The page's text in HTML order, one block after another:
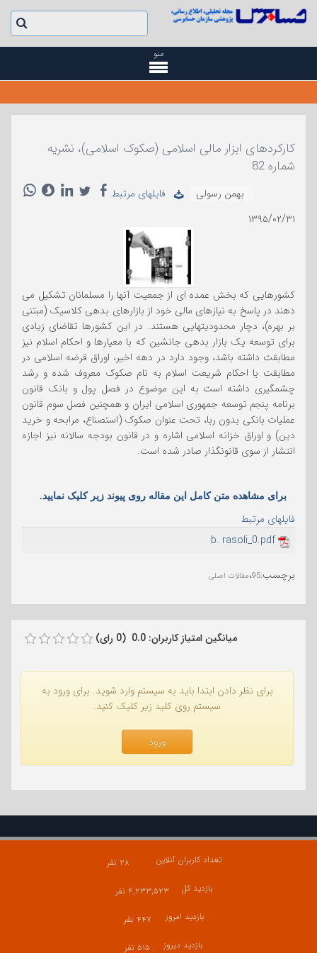
منو
کارکردهای ابزار مالی اسلامی (صکوک اسلامی)، نشریه
شماره 82
بهمن رسولی
فایلهای مرتبط
۱۳۹۵/۰۲/۳۱
کشورهایی که بخش عمده ای از جمعیت آنها را مسلمانان تشکیل می
دهند در پاسخ به نیازهای مالی خود از بازارهای بدهی کلاسیک (مبتنی
بر بهره)، دچار محدودیتهایی هستند. در این کشورها تقاضای زیادی
برای توسعه یک بازار بدهی جانشین که با معیارها و احکام اسلام نیز
مطابقت داشته باشد، وجود دارد در دهه اخیر، اوراق قرضه اسلامی در
مطابقت با احکام شریعت اسلام به نام صکوک معروف شده و رشد
چشمگیری داشته است به این موضوع در فصل پول و بانک قانون
برنامه پنجم توسعه جمهوری اسلامی ایران و همچنین فصل سوم قانون
عملیات بانکی بدون ربا، تحت عنوان صکوک (استصناع، مرابحه و خرید
دین) و اوراق خزانه اسلامی اشاره و در قانون بودجه سالانه نیز اجازه
انتشار از سوی قانونگذار صادر شده است.
برای مشاهده متن کامل این مقاله روی پیوند زیر کلیک نمایید.
فایلهای مرتبط
b. rasoli_0.pdf
برچسب:
95،مقالات اصلی
میانگین امتیاز کاربران: 0.0 (0 رای)
برای نظر دادن ابتدا باید به سیستم وارد شوید. برای ورود به
سیستم روی کلید زیر کلیک کنید.
ورود
تعداد کاربران آنلاین
۲۸ نفر
بازدید کل
۴,۲۳۳,۵۲۳ نفر
بازدید امروز
۴۴۷ نفر
بازدید دیروز
۵۱۵ نفر